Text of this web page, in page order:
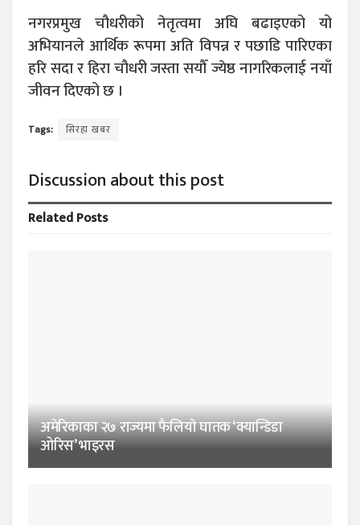
नगरप्रमुख चौधरीको नेतृत्वमा अघि बढाइएको यो
अभियानले आर्थिक रूपमा अति विपन्न र पछाडि पारिएका
हरि सदा र हिरा चौधरी जस्ता सयौँ ज्येष्ठ नागरिकलाई नयाँ
जीवन दिएको छ ।
Tags: सिरहा खबर
Discussion about this post
RelatedPosts
अमेरिकाका २७ राज्यमा फैलियाे घातक ‘क्यान्डिडा
ओरिस’ भाइरस